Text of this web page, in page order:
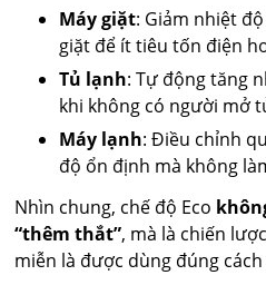
Máy giặt: Giảm nhiệt
giặt để ít tiêu tốn điện
Tủ lạnh: Tự động tăng
khi không có người mở
Máy lạnh: Điều chỉnh
độ ổn định mà không
Nhìn chung, chế độ Eco
“thêm thắt”, mà là chiến
miễn là được dùng đúng